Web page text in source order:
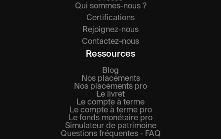
Qui sommes-nous ?
Certifications
Rejoignez-nous
Contactez-nous
Ressources
Blog
Nos placements
Nos placements pro
Le livret
Le compte à terme
Le compte à terme pro
Le fonds monétaire pro
Simulateur de patrimoine
Questions fréquentes - FAQ